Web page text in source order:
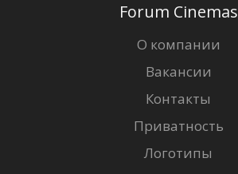
Forum Cinemas
О компании
Вакансии
Контакты
Приватность
Логотипы